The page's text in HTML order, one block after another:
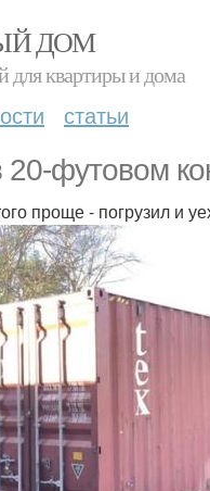
ДОМ
для квартиры и дома
статьи
футовом
проще - погрузил и